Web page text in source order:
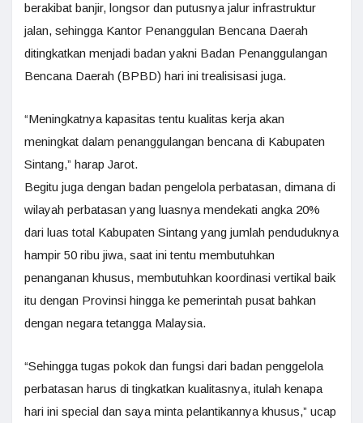
berakibat banjir, longsor dan putusnya jalur infrastruktur
jalan, sehingga Kantor Penanggulan Bencana Daerah
ditingkatkan menjadi badan yakni Badan Penanggulangan
Bencana Daerah (BPBD) hari ini trealisisasi juga.
“Meningkatnya kapasitas tentu kualitas kerja akan
meningkat dalam penanggulangan bencana di Kabupaten
Sintang,” harap Jarot.
Begitu juga dengan badan pengelola perbatasan, dimana di
wilayah perbatasan yang luasnya mendekati angka 20%
dari luas total Kabupaten Sintang yang jumlah penduduknya
hampir 50 ribu jiwa, saat ini tentu membutuhkan
penanganan khusus, membutuhkan koordinasi vertikal baik
itu dengan Provinsi hingga ke pemerintah pusat bahkan
dengan negara tetangga Malaysia.
“Sehingga tugas pokok dan fungsi dari badan penggelola
perbatasan harus di tingkatkan kualitasnya, itulah kenapa
hari ini special dan saya minta pelantikannya khusus,” ucap